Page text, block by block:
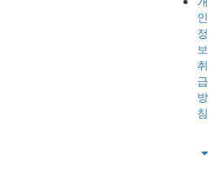
인
정
보
취
급
방
침